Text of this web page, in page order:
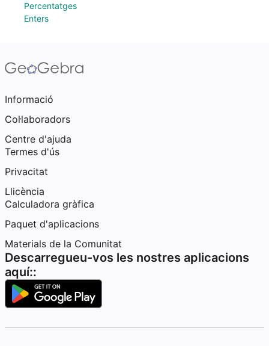
Percentatges
Enters
Informació
Col·laboradors
Centre d'ajuda
Termes d'ús
Privacitat
Llicència
Calculadora gràfica
Paquet d'aplicacions
Materials de la Comunitat
Descarregueu-vos les nostres aplicacions
aquí::